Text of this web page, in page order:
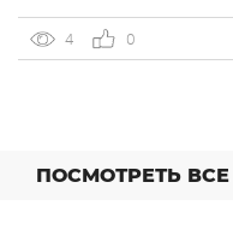
встроенный
интеграций со
4 0
ПОСМОТРЕТЬ ВСЕ